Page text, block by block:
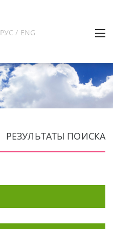
РУС / ENG
РЕЗУЛЬТАТЫ ПОИСКА